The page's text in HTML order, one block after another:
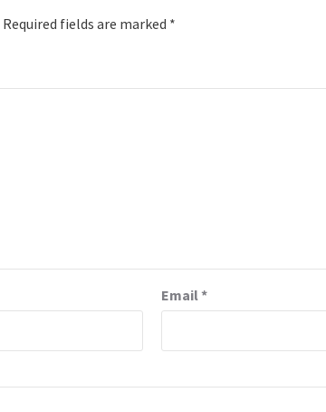
Required fields are marked *
Email*